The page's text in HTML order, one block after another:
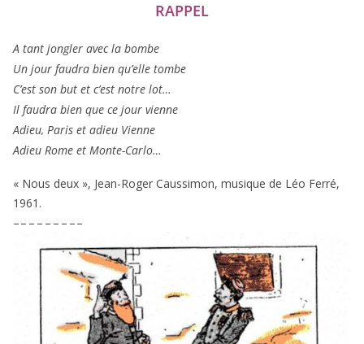
RAPPEL
A tant jon­gler avec la bombe
Un jour fau­dra bien qu’elle tombe
C’est son but et c’est notre lot…
Il fau­dra bien que ce jour vienne
Adieu, Paris et adieu Vienne
Adieu Rome et Monte-Carlo…
« Nous deux », Jean-Roger Caussimon, musique de Léo Ferré,
1961 .
– – – – – – – – –